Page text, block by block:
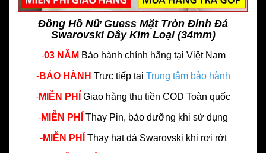
Đồng Hồ Nữ Guess Mặt Tròn Đính Đá
Swarovski Dây Kim Loại (34mm)
-03 NĂM Bảo hành chính hãng tại Việt Nam
-BẢO HÀNH Trực tiếp tại Trung tâm bảo hành
-MIỄN PHÍ Giao hàng thu tiền COD Toàn quốc
-MIỄN PHÍ Thay Pin, bảo dưỡng khi sử dụng
-MIỄN PHÍ Thay hạt đá Swarovski khi rơi rớt